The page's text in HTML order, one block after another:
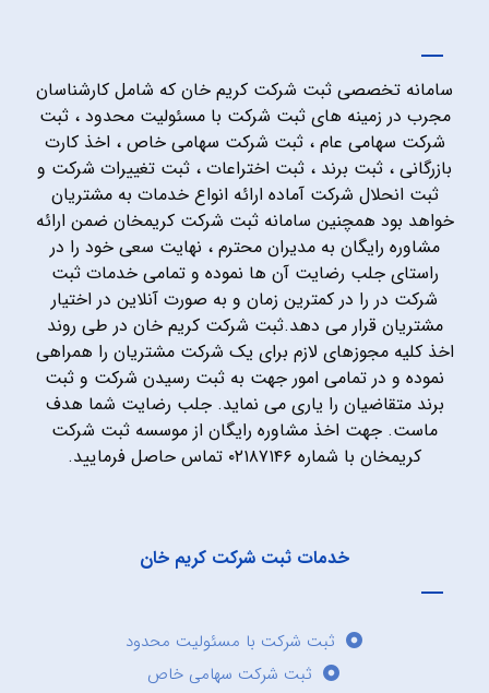
سامانه تخصصی ثبت شرکت کریم خان که شامل کارشناسان
مجرب در زمینه های ثبت شرکت با مسئولیت محدود ، ثبت
شرکت سهامی عام ، ثبت شرکت سهامی خاص ، اخذ کارت
بازرگانی ، ثبت برند ، ثبت اختراعات ، ثبت تغییرات شرکت و
ثبت انحلال شرکت آماده ارائه انواع خدمات به مشتریان
خواهد بود همچنین سامانه ثبت شرکت کریمخان ضمن ارائه
مشاوره رایگان به مدیران محترم ، نهایت سعی خود را در
راستای جلب رضایت آن ها نموده و تمامی خدمات ثبت
شرکت در را در کمترین زمان و به صورت آنلاین در اختیار
مشتریان قرار می دهد.ثبت شرکت کریم خان در طی روند
اخذ کلیه مجوزهای لازم برای یک شرکت مشتریان را همراهی
نموده و در تمامی امور جهت به ثبت رسیدن شرکت و ثبت
برند متقاضیان را یاری می نماید. جلب رضایت شما هدف
ماست. جهت اخذ مشاوره رایگان از موسسه ثبت شرکت
کریمخان با شماره ۰۲۱۸۷۱۴۶ تماس حاصل فرمایید.
خدمات ثبت شرکت کریم خان
ثبت شرکت با مسئولیت محدود
ثبت شرکت سهامی خاص